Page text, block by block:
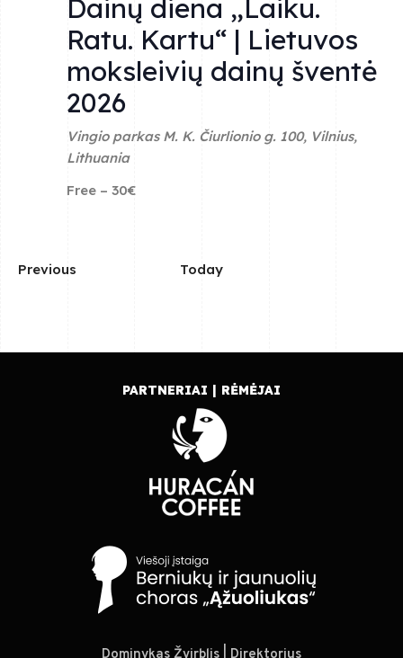
Dainų diena „Laiku.
Ratu. Kartu“ | Lietuvos
moksleivių dainų šventė
2026
Vingio parkas M. K. Čiurlionio g. 100, Vilnius,
Lithuania
Free – 30€
PreviousE
t
Today
PARTNERIAI | RĖMĖJAI
Dominykas Žvirblis | Direktorius